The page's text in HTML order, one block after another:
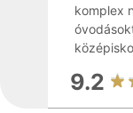
komplex
9.2